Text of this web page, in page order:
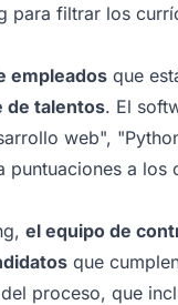
para filtrar los
empleados que
de talentos. El
web",
a los
el equipo de
que
proceso, que